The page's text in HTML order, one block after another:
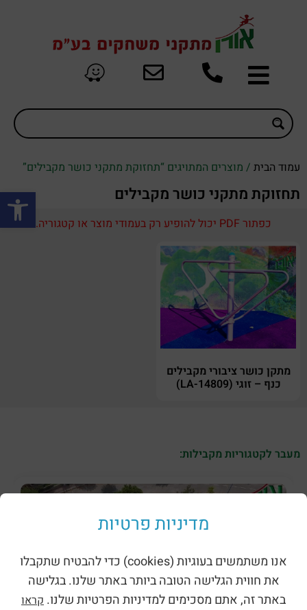
פתח
עמוד הבית / מוצרים המתויגים “תחזוקת מתקני כושר מקבילים”
תחזוקת מתקני כושר מקבילים
כפתור PDF יכול להופיע רק בעמודי מוצר או קטגוריה.
מתקן כושר ציבורי מקבילים
כנף – זוגי (LA-14809)
מעבר לקטגוריות מקבילות:
מדיניות פרטיות
אנו משתמשים בעוגיות (cookies) כדי להבטיח שתקבלו
את חווית הגלישה הטובה ביותר באתר שלנו. בגלישה
באתר זה, אתם מסכימים למדיניות הפרטיות שלנו. קראו